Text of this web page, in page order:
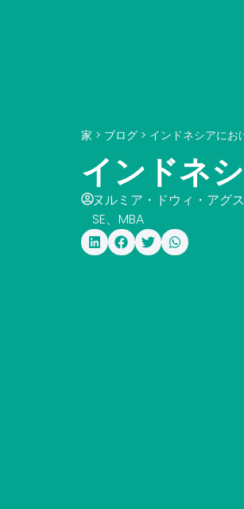
家 > ブログ > インドネシアにお
インドネ
ヌルミア・ドウィ・アグス
SE、MBA